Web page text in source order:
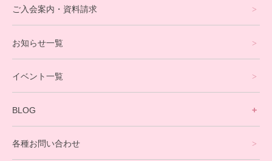
eスポーツコース
就労支援コース
英会話・海外留学コース
寮生活サポート
卒業生の今
ご入会案内・資料請求
お知らせ一覧
イベント一覧
BLOG
各種お問い合わせ